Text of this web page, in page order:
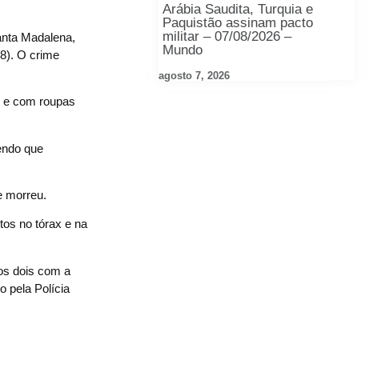
Madalena,
O crime
com roupas
que
morreu.
no tórax e na
dois com a
pela Polícia
Arábia Saudita, Turquia e
Paquistão assinam pacto
militar – 07/08/2026 –
Mundo
agosto 7, 2026